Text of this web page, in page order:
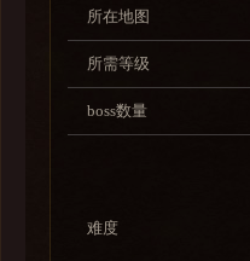
所在地图
所需等级
boss数量
难度